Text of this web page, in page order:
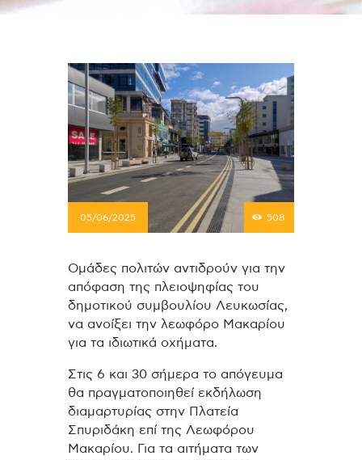
05/06/2025 508
Ομάδες πολιτών αντιδρούν για την
απόφαση της πλειοψηφίας του
δημοτικού συμβουλίου Λευκωσίας,
να ανοίξει την λεωφόρο Μακαρίου
για τα ιδιωτικά οχήματα.
Στις 6 και 30 σήμερα το απόγευμα
θα πραγματοποιηθεί εκδήλωση
διαμαρτυρίας στην Πλατεία
Σπυριδάκη επί της Λεωφόρου
Μακαρίου. Για τα αιτήματα των